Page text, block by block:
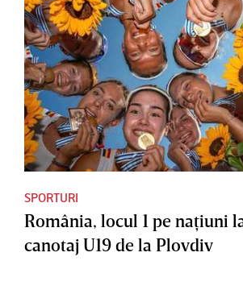
SPORTURI
România, locul 1 pe naţiuni
canotaj U19 de la Plovdiv